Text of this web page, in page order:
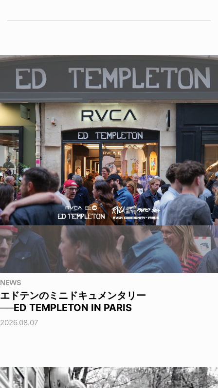
NEWS
エドテンのミニドキュメンタリー
──ED TEMPLETON IN PARIS
2026.08.07